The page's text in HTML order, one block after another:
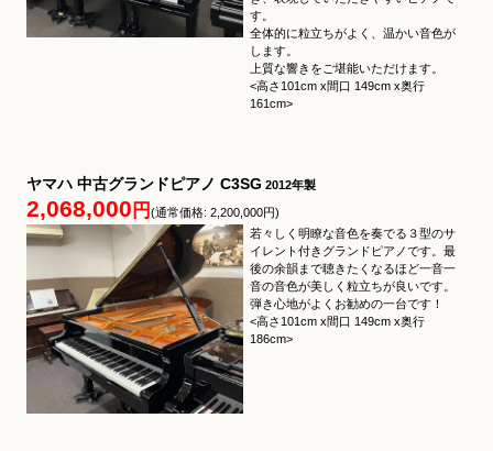
す。
全体的に粒立ちがよく、温かい音色が
します。
上質な響きをご堪能いただけます。
<高さ101cm x間口 149cm x奥行
161cm>
ヤマハ 中古グランドピアノ C3SG 2012年製
2,068,000 円 (通常価格: 2,200,000円)
若々しく明瞭な音色を奏でる３型のサ
イレント付きグランドピアノです。最
後の余韻まで聴きたくなるほど一音一
音の音色が美しく粒立ちが良いです。
弾き心地がよくお勧めの一台です！
<高さ101cm x間口 149cm x奥行
186cm>